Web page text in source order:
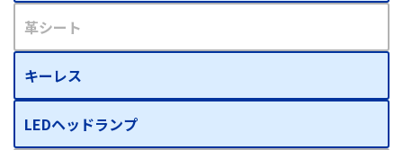
革シート
キーレス
LEDヘッドランプ